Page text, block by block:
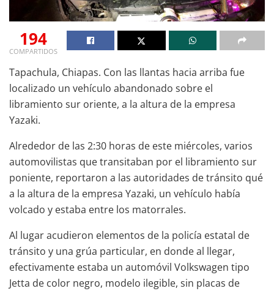
194
COMPARTIDOS
Tapachula, Chiapas. Con las llantas hacia arriba fue
localizado un vehículo abandonado sobre el
libramiento sur oriente, a la altura de la empresa
Yazaki.
Alrededor de las 2:30 horas de este miércoles, varios
automovilistas que transitaban por el libramiento sur
poniente, reportaron a las autoridades de tránsito qué
a la altura de la empresa Yazaki, un vehículo había
volcado y estaba entre los matorrales.
Al lugar acudieron elementos de la policía estatal de
tránsito y una grúa particular, en donde al llegar,
efectivamente estaba un automóvil Volkswagen tipo
Jetta de color negro, modelo ilegible, sin placas de